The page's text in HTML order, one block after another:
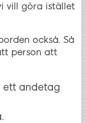
vill göra istället
också. Så
person att
ett andetag